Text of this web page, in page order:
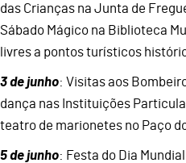
das Crianças na Junta de
Sábado Mágico na Biblioteca
livres a pontos turísticos
3 de junho: Visitas aos
dança nas Instituições
teatro de marionetes no Paço
5 de junho: Festa do Dia